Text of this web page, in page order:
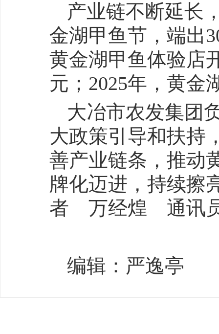
产业链不断延长
金湖甲鱼节，端出
黄金湖甲鱼体验店
元；2025年，黄金
大冶市农发集团
大政策引导和扶持
善产业链条，推动
牌化迈进，持续擦
者 万经煌 通讯
编辑：严逸亭